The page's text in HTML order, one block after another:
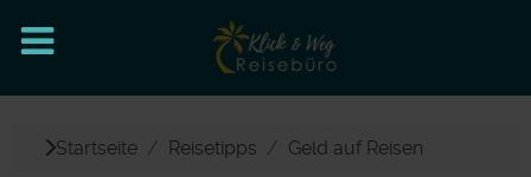
Startseite Reisetipps Geld auf Reisen